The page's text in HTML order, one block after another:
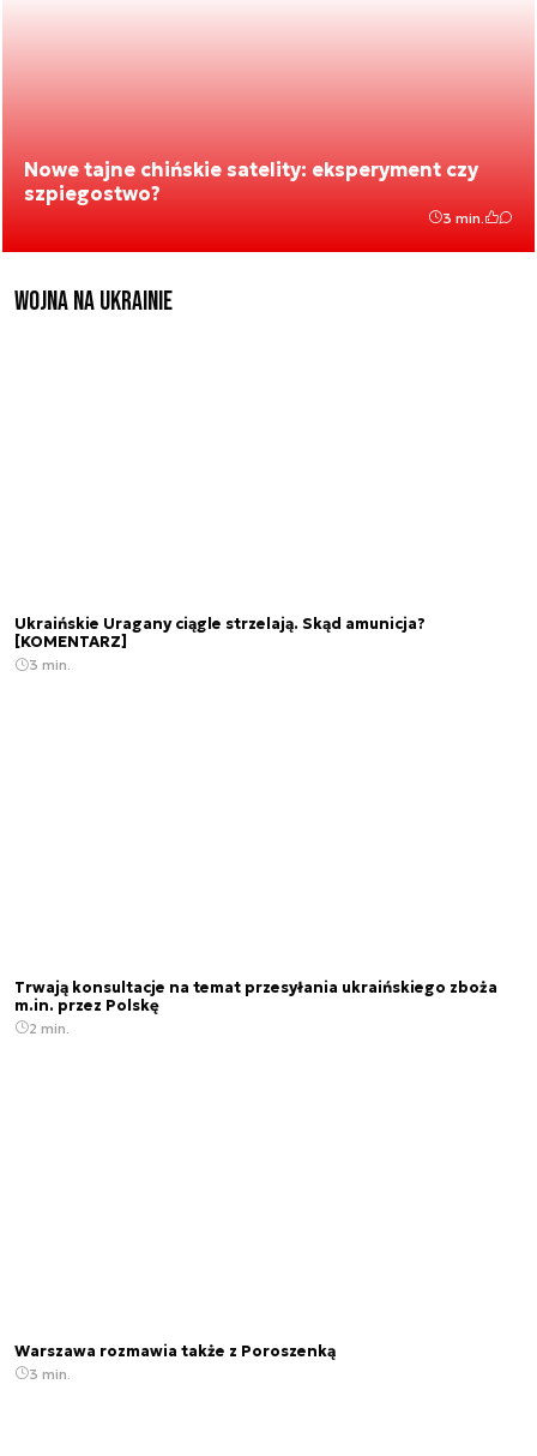
Nowe tajne chińskie satelity: eksperyment czy
szpiegostwo?
3 min.
Wojna na Ukrainie
Ukraińskie Uragany ciągle strzelają. Skąd amunicja?
[KOMENTARZ]
3 min.
Trwają konsultacje na temat przesyłania ukraińskiego zboża
m.in. przez Polskę
2 min.
Warszawa rozmawia także z Poroszenką
3 min.